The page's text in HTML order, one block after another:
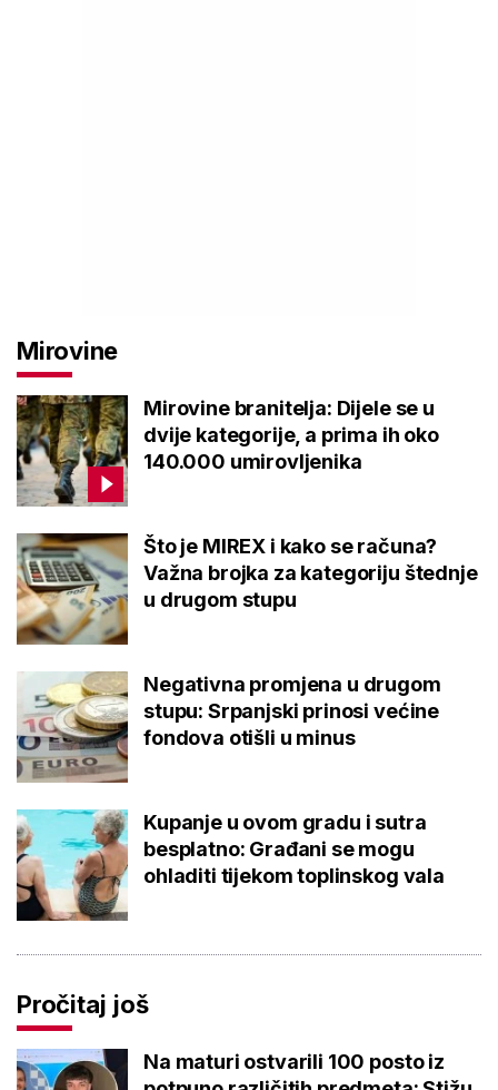
Mirovine
Mirovine branitelja: Dijele se u
dvije kategorije, a prima ih oko
140.000 umirovljenika
Što je MIREX i kako se računa?
Važna brojka za kategoriju štednje
u drugom stupu
Negativna promjena u drugom
stupu: Srpanjski prinosi većine
fondova otišli u minus
Kupanje u ovom gradu i sutra
besplatno: Građani se mogu
ohladiti tijekom toplinskog vala
Pročitaj još
Na maturi ostvarili 100 posto iz